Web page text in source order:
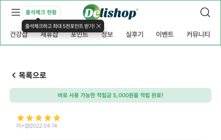
출석체크 현황
출석체크하고 최대 5천포인트 받기!
건강샵 제휴샵 포인트 정보 실후기 이벤트 커뮤니티
목록으로
바로 사용 가능한 적립금 5,000원을 적립 완료!
이*섭2022.04.14